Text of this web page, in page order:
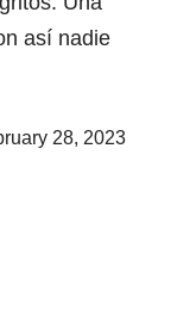
así nadie
28, 2023